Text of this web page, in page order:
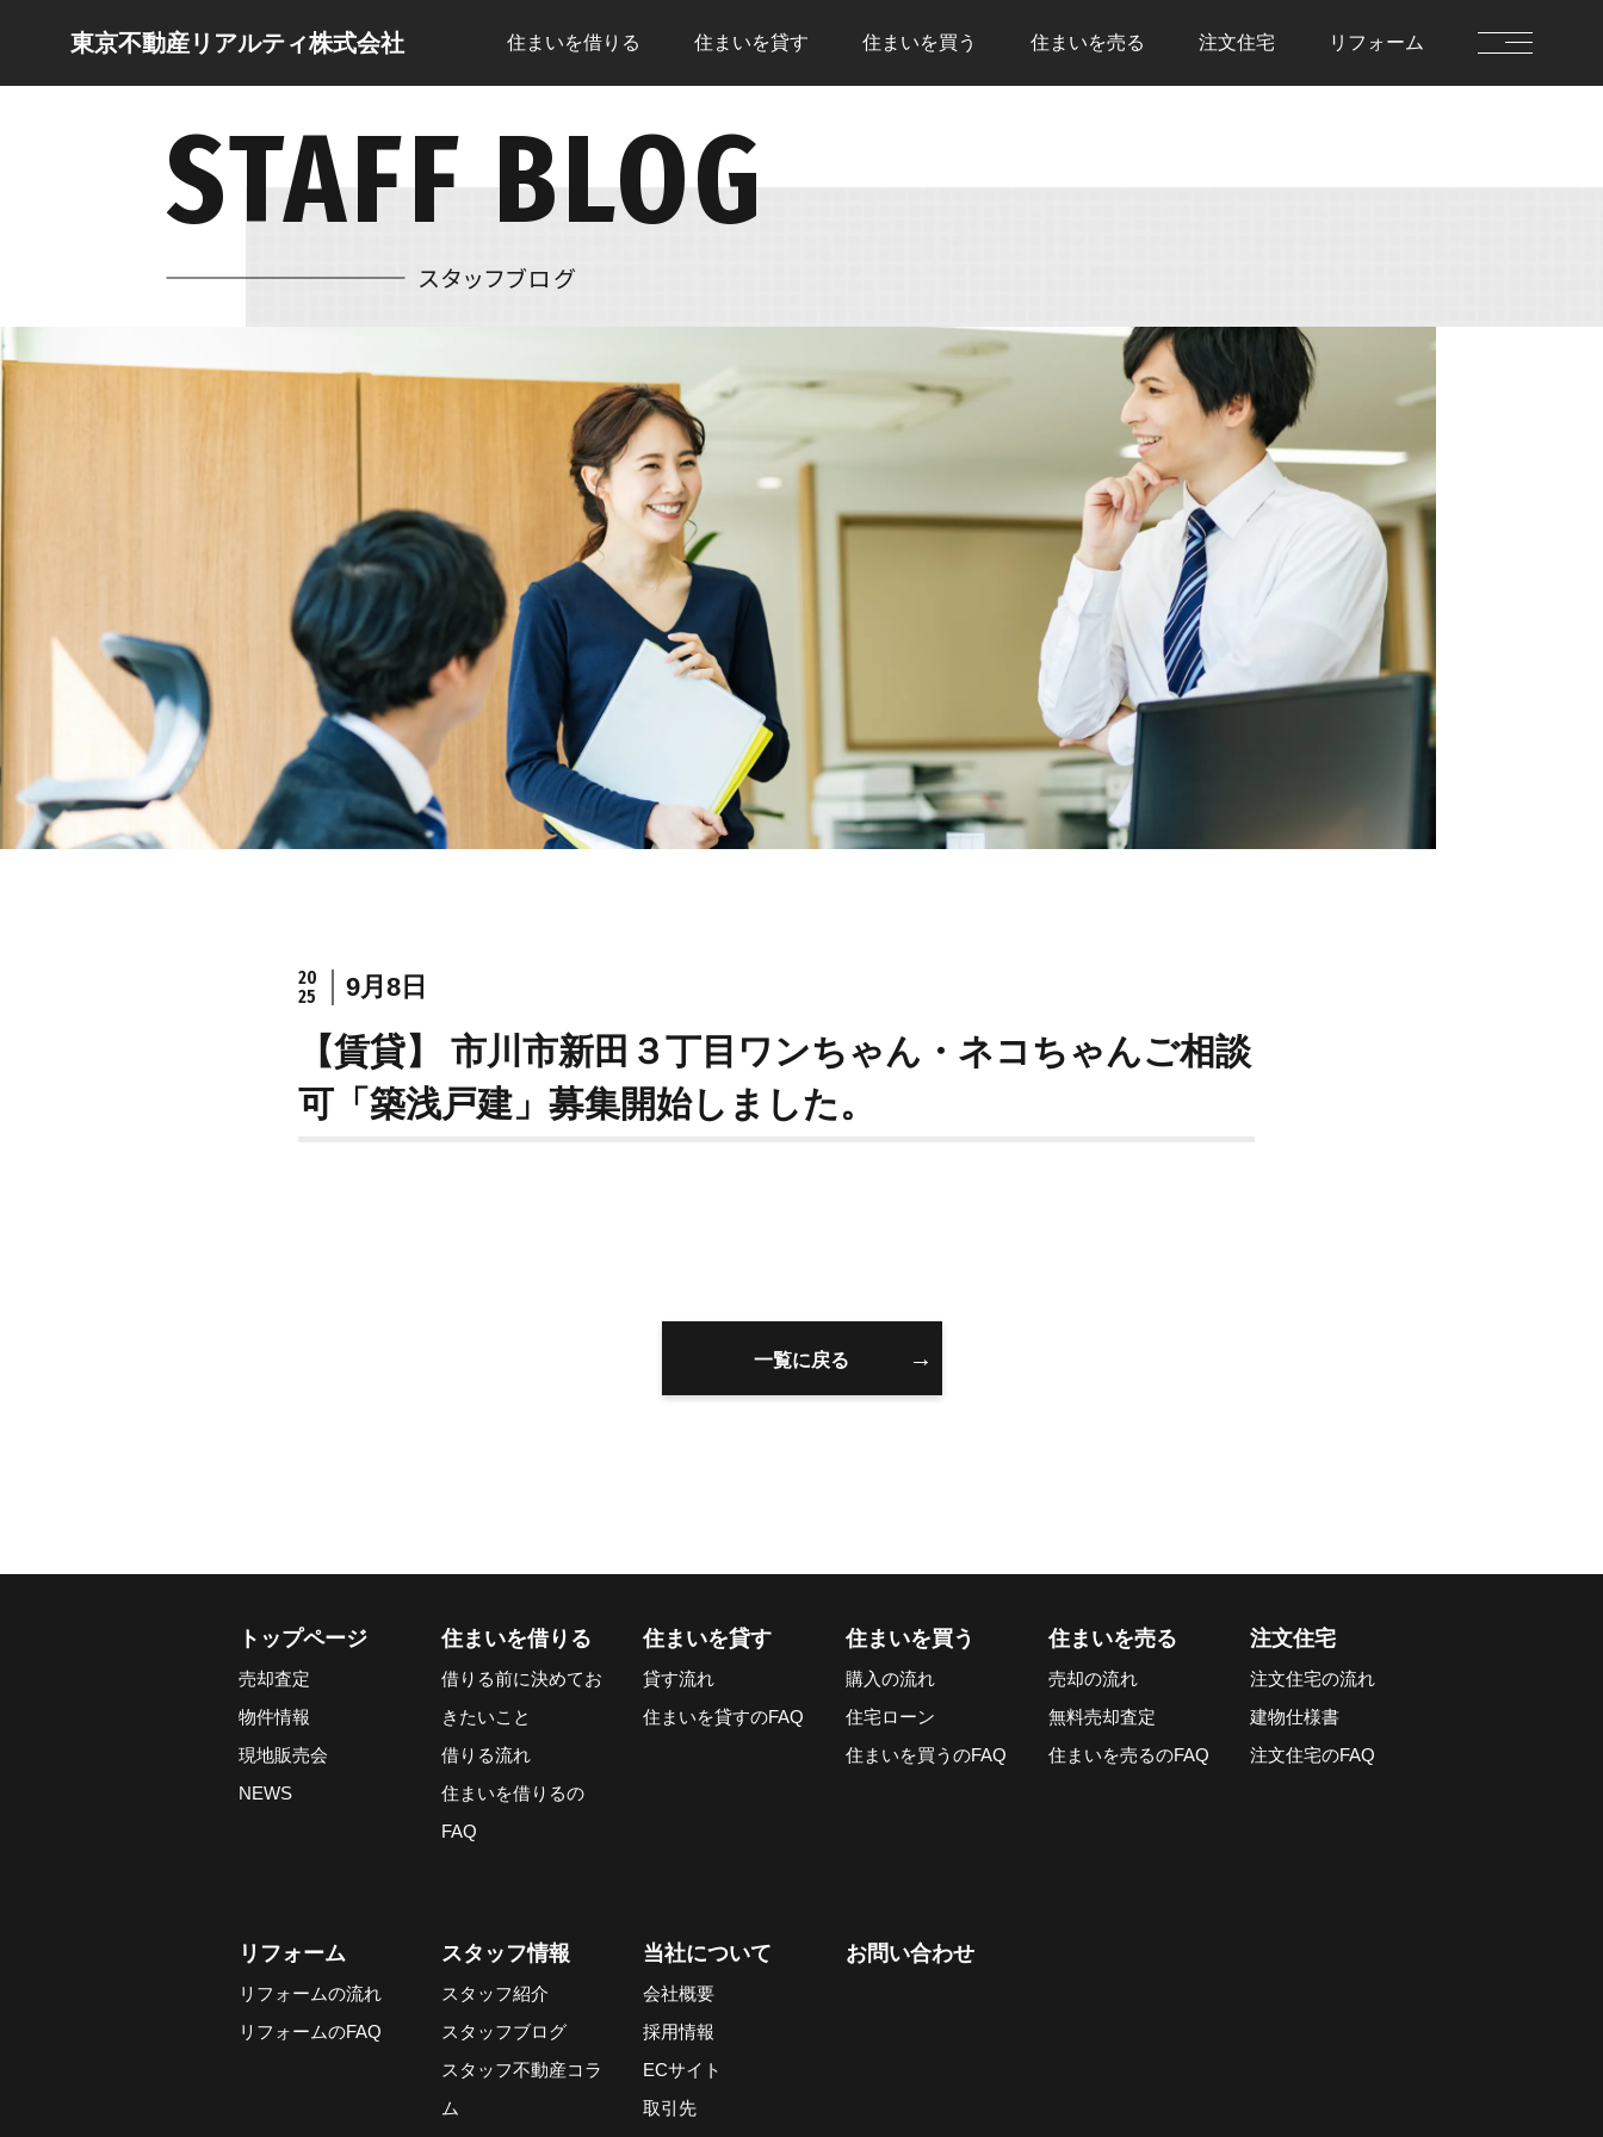
東京不動産リアルティ株式会社 住まいを借りる 住まいを貸す 住まいを買う 住まいを売る 注文住宅 リフォーム
トップページ
売却査定
物件情報
住まいを買う
購入の流れ
住宅ローン
住まいを買うのFAQ
住まいを売る
無料売却査定
住まいを売るのFAQ
注文住宅
注文住宅の流れ
建物仕様書
注文住宅のFAQ
リフォーム
リフォームの流れ
リフォームのFAQ
スタッフ情報
スタッフ紹介
スタッフブログ
スタッフ不動産コラム
当社について
会社概要
採用情報
いて
住まいを借りる
住まいを貸す
住まいを買う
リフォーム
STAFF BLOG
スタッフブログ
20
25
9月8日
【賃貸】 市川市新田３丁目ワンちゃん・ネコちゃんご相談
可「築浅戸建」募集開始しました。
一覧に戻る
トップページ
売却査定
物件情報
現地販売会
NEWS
住まいを借りる
借りる前に決めてお
きたいこと
借りる流れ
住まいを借りるの
FAQ
住まいを貸す
貸す流れ
住まいを貸すのFAQ
住まいを買う
購入の流れ
住宅ローン
住まいを買うのFAQ
住まいを売る
売却の流れ
無料売却査定
住まいを売るのFAQ
注文住宅
注文住宅の流れ
建物仕様書
注文住宅のFAQ
リフォーム
リフォームの流れ
リフォームのFAQ
スタッフ情報
スタッフ紹介
スタッフブログ
スタッフ不動産コラ
ム
当社について
会社概要
採用情報
ECサイト
取引先
お問い合わせ